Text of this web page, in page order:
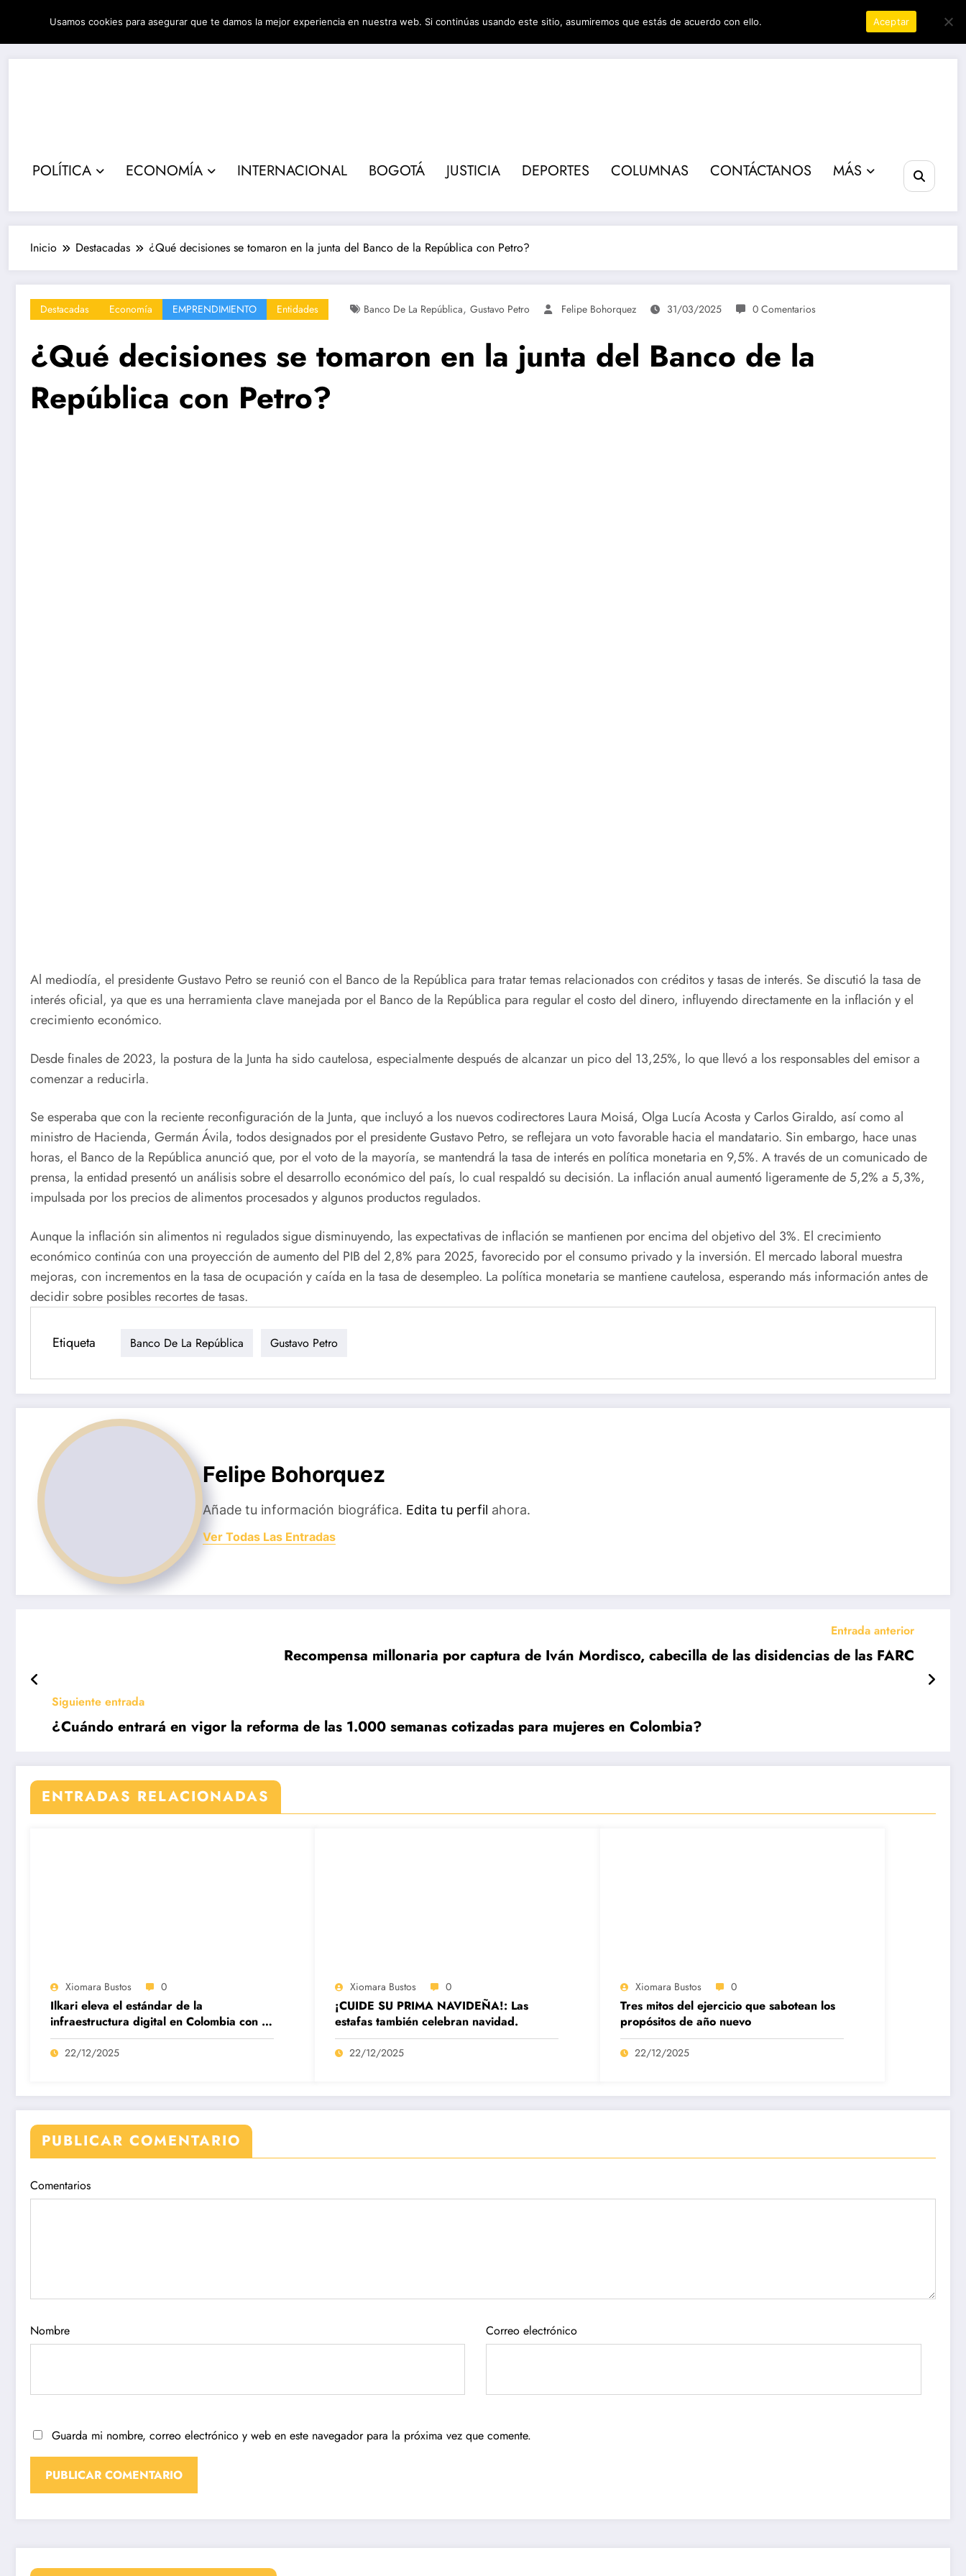
contenido
08/08/2026 5:03:31 AM
POLÍTICA ECONOMÍA INTERNACIONAL BOGOTÁ JUSTICIA DEPORTES COLUMNAS CONTÁCTANOS MÁS
Inicio Destacadas ¿Qué decisiones se tomaron en la junta del Banco de la República con Petro?
Destacadas Economía EMPRENDIMIENTO Entidades Banco De La República, Gustavo Petro Felipe Bohorquez 31/03/2025 0 Comentarios
¿Qué decisiones se tomaron en la junta del Banco de la
República con Petro?
Al mediodía, el presidente Gustavo Petro se reunió con el Banco de la República para tratar temas relacionados con créditos y tasas de interés. Se discutió la tasa de
interés oficial, ya que es una herramienta clave manejada por el Banco de la República para regular el costo del dinero, influyendo directamente en la inflación y el
crecimiento económico.
Desde finales de 2023, la postura de la Junta ha sido cautelosa, especialmente después de alcanzar un pico del 13,25%, lo que llevó a los responsables del emisor a
comenzar a reducirla.
Se esperaba que con la reciente reconfiguración de la Junta, que incluyó a los nuevos codirectores Laura Moisá, Olga Lucía Acosta y Carlos Giraldo, así como al
ministro de Hacienda, Germán Ávila, todos designados por el presidente Gustavo Petro, se reflejara un voto favorable hacia el mandatario. Sin embargo, hace unas
horas, el Banco de la República anunció que, por el voto de la mayoría, se mantendrá la tasa de interés en política monetaria en 9,5%. A través de un comunicado de
prensa, la entidad presentó un análisis sobre el desarrollo económico del país, lo cual respaldó su decisión. La inflación anual aumentó ligeramente de 5,2% a 5,3%,
impulsada por los precios de alimentos procesados y algunos productos regulados.
Aunque la inflación sin alimentos ni regulados sigue disminuyendo, las expectativas de inflación se mantienen por encima del objetivo del 3%. El crecimiento
económico continúa con una proyección de aumento del PIB del 2,8% para 2025, favorecido por el consumo privado y la inversión. El mercado laboral muestra
mejoras, con incrementos en la tasa de ocupación y caída en la tasa de desempleo. La política monetaria se mantiene cautelosa, esperando más información antes de
decidir sobre posibles recortes de tasas.
Etiqueta Banco De La República Gustavo Petro
Felipe Bohorquez
Añade tu información biográfica. Edita tu perfil ahora.
Ver Todas Las Entradas
Entrada anterior
Recompensa millonaria por captura de Iván Mordisco, cabecilla de las disidencias de las FARC
Siguiente entrada
¿Cuándo entrará en vigor la reforma de las 1.000 semanas cotizadas para mujeres en Colombia?
ENTRADAS RELACIONADAS
Xiomara Bustos 0
Ilkari eleva el estándar de la
infraestructura digital en Colombia con su
datacenter certificado Nivel IV de ICREA
22/12/2025
Xiomara Bustos 0
¡CUIDE SU PRIMA NAVIDEÑA!: Las
estafas también celebran navidad.
22/12/2025
Xiomara Bustos 0
Tres mitos del ejercicio que sabotean los
propósitos de año nuevo
22/12/2025
PUBLICAR COMENTARIO
Comentarios
Nombre Correo electrónico
Guarda mi nombre, correo electrónico y web en este navegador para la próxima vez que comente.
Usamos cookies para asegurar que te damos la mejor experiencia en nuestra web. Si continúas usando este sitio, asumiremos que estás de acuerdo con ello. Aceptar